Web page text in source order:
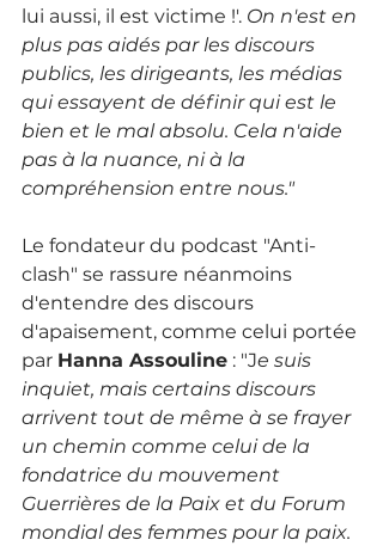
lui aussi, il est victime !'. On n'est en
plus pas aidés par les discours
publics, les dirigeants, les médias
qui essayent de définir qui est le
bien et le mal absolu. Cela n'aide
pas à la nuance, ni à la
compréhension entre nous."
Le fondateur du podcast "Anti-
clash" se rassure néanmoins
d'entendre des discours
d'apaisement, comme celui portée
par Hanna Assouline : "Je suis
inquiet, mais certains discours
arrivent tout de même à se frayer
un chemin comme celui de la
fondatrice du mouvement
Guerrières de la Paix et du Forum
mondial des femmes pour la paix.